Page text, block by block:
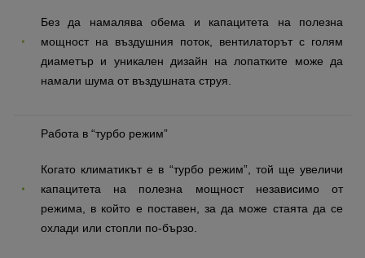
Без да намалява обема и капацитета на полезна
мощност на въздушния поток, вентилаторът с голям
диаметър и уникален дизайн на лопатките може да
намали шума от въздушната струя.
Работа в “турбо режим”
Когато климатикът е в “турбо режим”, той ще увеличи
капацитета на полезна мощност независимо от
режима, в който е поставен, за да може стаята да се
охлади или стопли по-бързо.